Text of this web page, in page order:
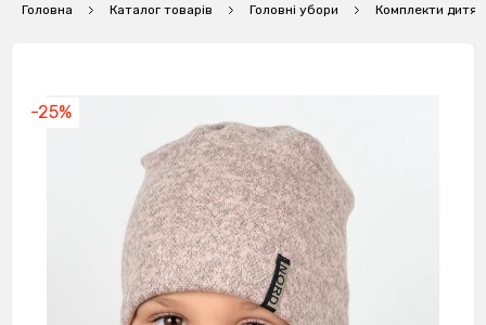
Головна Каталог товарів Головні убори Комплекти
-25%